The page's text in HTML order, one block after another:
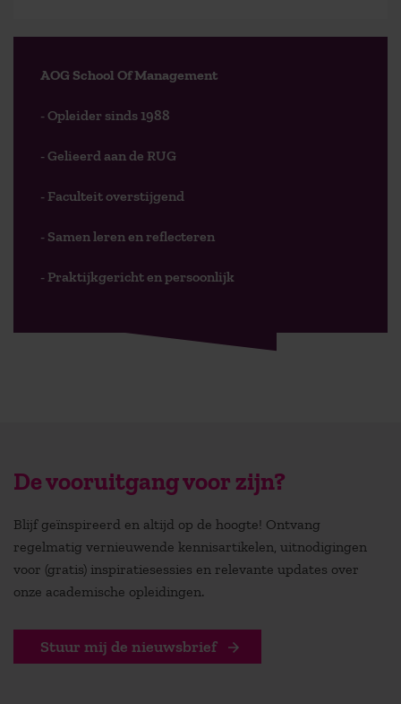
AOG School Of Management
- Opleider sinds 1988
- Gelieerd aan de RUG
- Faculteit overstijgend
- Samen leren en reflecteren
- Praktijkgericht en persoonlijk
De vooruitgang voor zijn?
Blijf geïnspireerd en altijd op de hoogte! Ontvang
regelmatig vernieuwende kennisartikelen, uitnodigingen
voor (gratis) inspiratiesessies en relevante updates over
onze academische opleidingen.
Stuur mij de nieuwsbrief